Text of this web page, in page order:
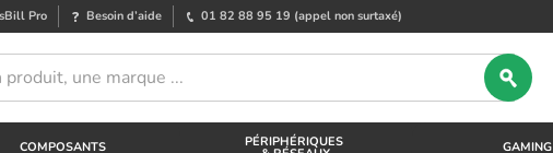
Pro Besoin d’aide 01 82 88 95 19 (appel non surtaxé)
COMPOSANTS PÉRIPHÉRIQUES GAMING